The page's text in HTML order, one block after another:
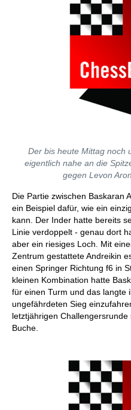
Der bis heute Mittag noch
eigentlich nahe an die
gegen Levon
Die Partie zwischen Baskaran
ein Beispiel dafür, wie ein
kann. Der Inder hatte bereits
Linie verdoppelt - genau dort
aber ein riesiges Loch. Mit
Zentrum gestattete Andreikin
einen Springer Richtung f6 in
kleinen Kombination hatte
für einen Turm und das langte
ungefährdeten Sieg
letztjährigen
Buche.